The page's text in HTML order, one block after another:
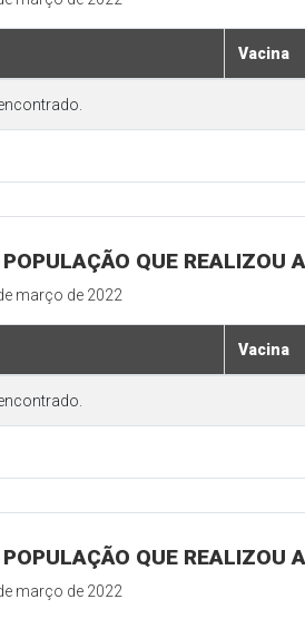
Vacina
POPULAÇÃO QUE REALIZOU
março de 2022
Vacina
QUE REALIZOU
março de 2022